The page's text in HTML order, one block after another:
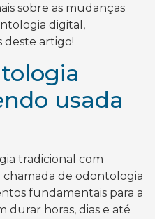
sobre as mudanças
digital,
deste artigo!
usada
tradicional com
de odontologia
fundamentais para a
durar horas, dias e até